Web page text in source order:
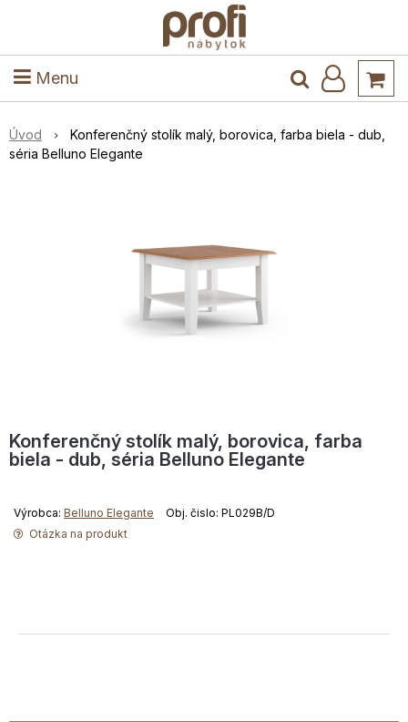
Menu
Kuchyňa a jedáleň
Úvod
Konferenčný stolík malý, borovica, farba biela - dub,
séria Belluno Elegante
Konferenčný stolík malý, borovica, farba
biela - dub, séria Belluno Elegante
Výrobca: Belluno Elegante
Obj. čislo: PL029B/D
Otázka na produkt